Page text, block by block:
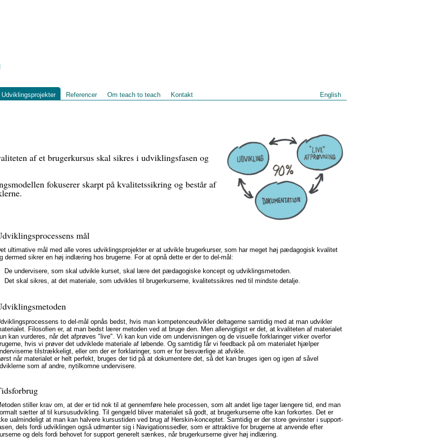
Udviklingsprojekter Referencer Om teach to teach Kontakt
English
af et brugerkursus skal sikres i udviklingsfasen og
fokuserer skarpt på kvalitetssikring og består af
mål
ultimative mål med alle vores udviklingsprojekter er at udvikle brugerkurser, som har meget høj pædagogisk kvalitet
dermed sikrer en høj indlæring hos brugerne. For at opnå dette er der to del-mål:
De undervisere, som skal udvikle kurset, skal lære det pædagogiske koncept og udviklingsmetoden.
Det skal sikres, at det materiale, som udvikles til brugerkurserne, kvalitetssikres ned til mindste detalje.
to del-mål opnås bedst, hvis man kompetenceudvikler deltagerne samtidig med at man udvikler
Filosofien er, at man bedst lærer metoden ved at bruge den. Men allervigtigst er det, at kvaliteten af materialet
kan vurderes, når det afprøves "live". Vi kan kun vide om undervisningen og de visuelle forklaringer virker overfor
hvis vi prøver det udviklede materiale af løbende. Og samtidig får vi feedback på om materialet hjælper
tilstrækkeligt, eller om der er forklaringer, som er for besværlige at afvikle.
når materialet er helt perfekt, bruges der tid på at dokumentere det, så det kan bruges igen og igen af såvel
som af andre, nytilkomne undervisere.
stiller krav om, at der er tid nok til at gennemføre hele processen, som alt andet lige tager længere tid, end man
sætter af til kursusudvikling. Til gengæld bliver materialet så godt, at brugerkurserne ofte kan forkortes. Det er
ualmindeligt at man kan halvere kursustiden ved brug af Herskin-konceptet. Samtidig er der store gevinster i support-
dels fordi udviklingen også udmønter sig i Navigationssedler, som er attraktive for brugerne at anvende efter
og dels fordi behovet for support generelt sænkes, når brugerkurserne giver høj indlæring.